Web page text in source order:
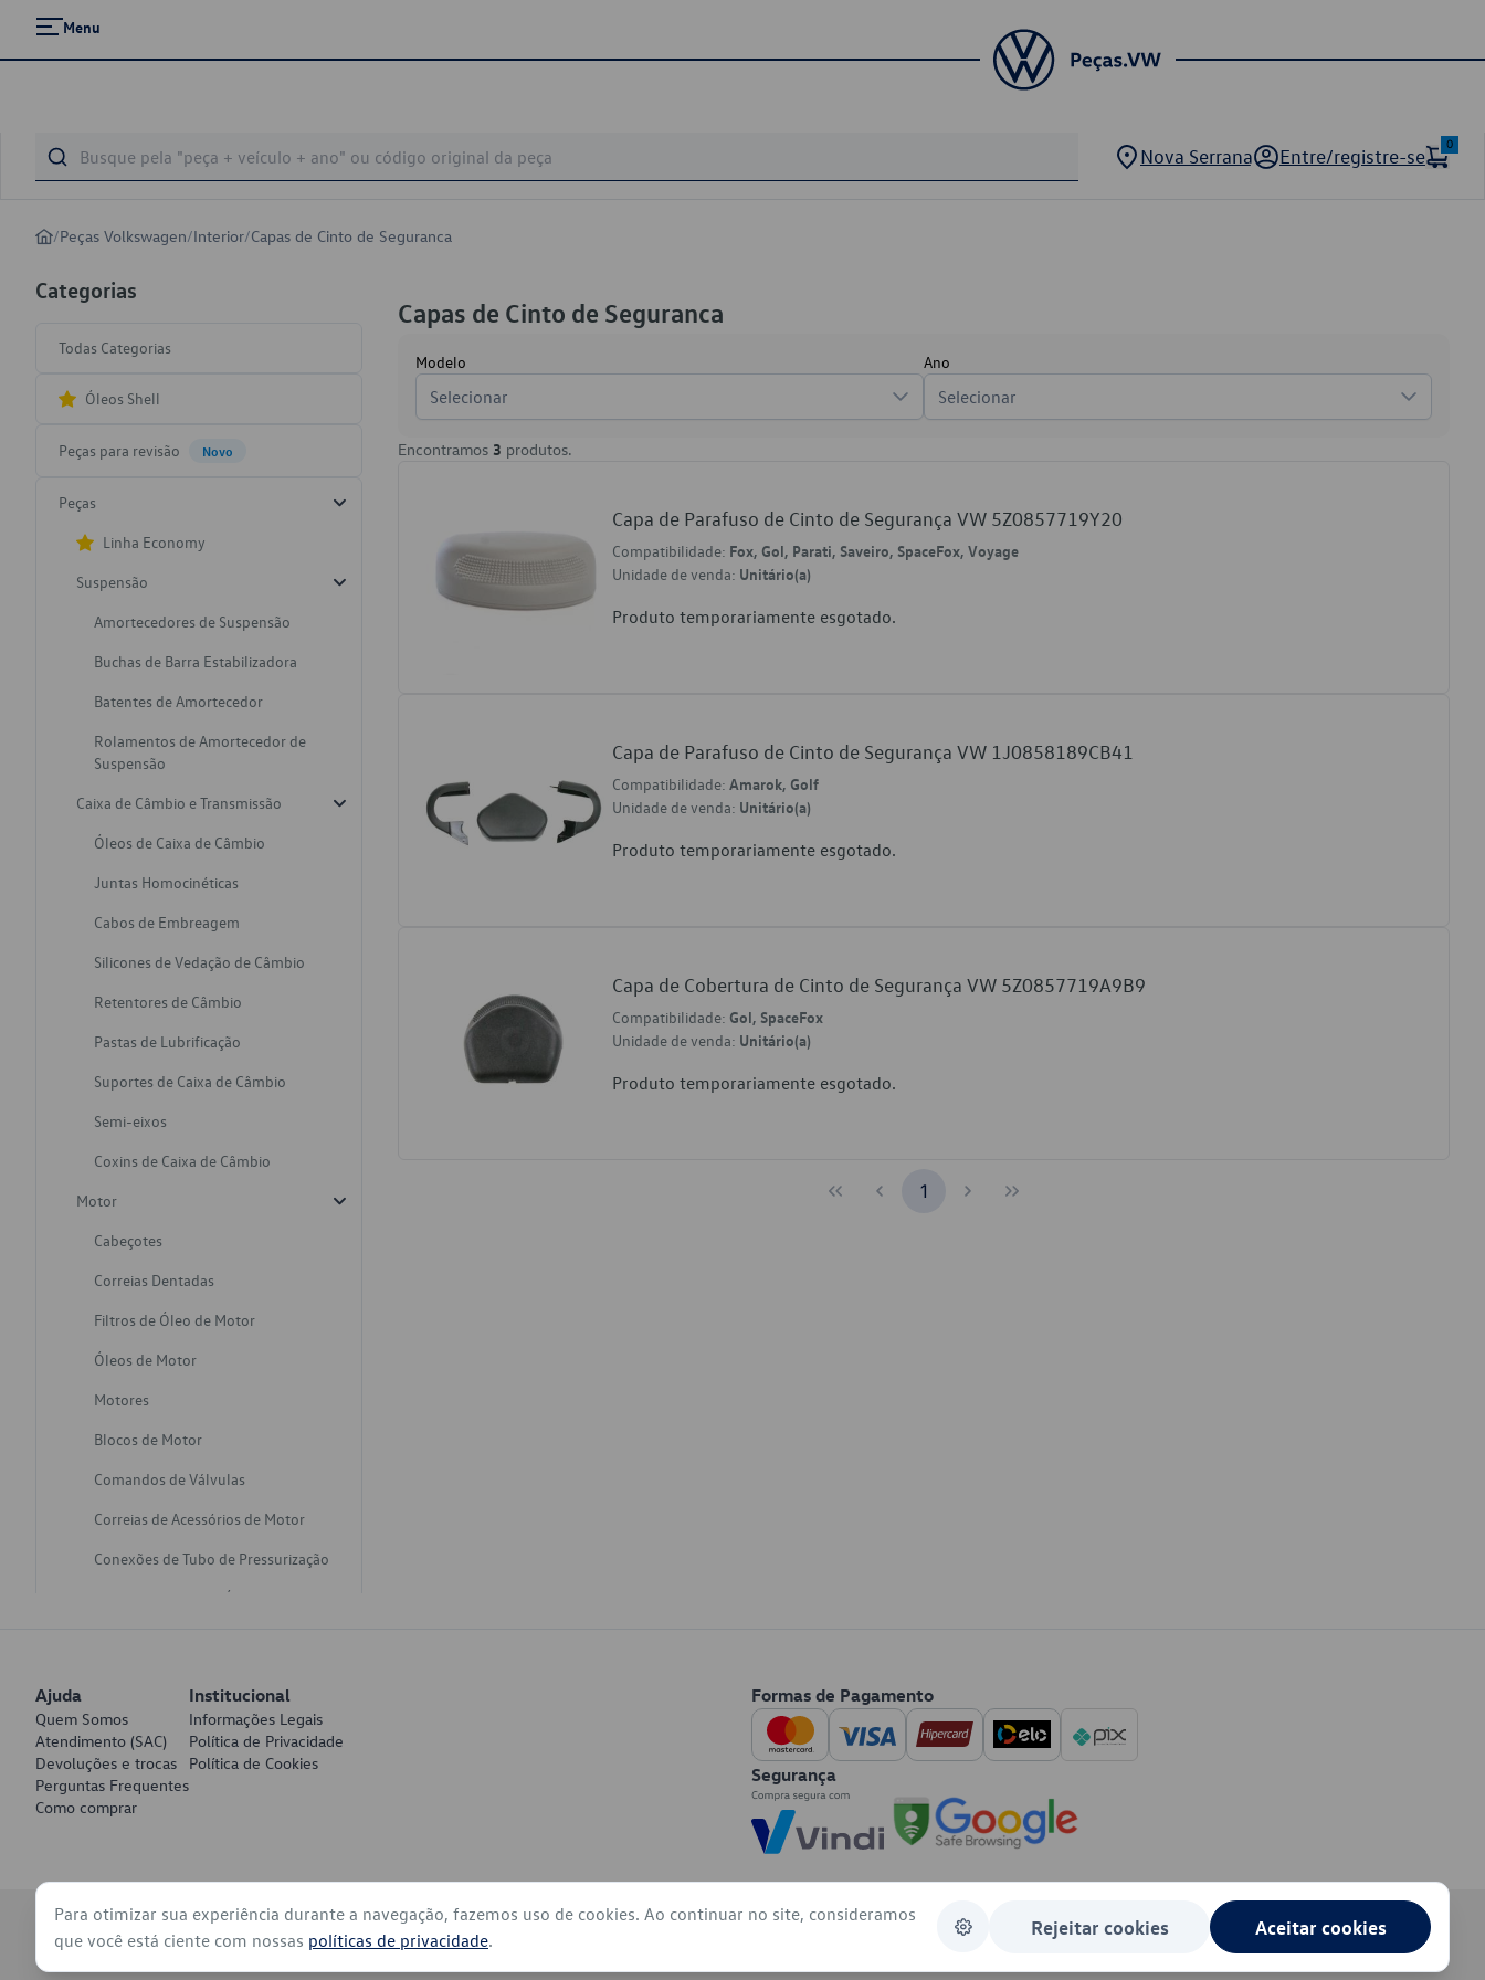
Menu
Nova Serrana Entre/registre-se
0
/Peças Volkswagen/Interior/Capas de Cinto de Seguranca
Categorias
Todas Categorias
Óleos Shell
Peças para revisão Novo
Peças
Linha Economy
Suspensão
Amortecedores de Suspensão
Buchas de Barra Estabilizadora
Batentes de Amortecedor
Rolamentos de Amortecedor de
Suspensão
Caixa de Câmbio e Transmissão
Óleos de Caixa de Câmbio
Juntas Homocinéticas
Cabos de Embreagem
Silicones de Vedação de Câmbio
Retentores de Câmbio
Pastas de Lubrificação
Suportes de Caixa de Câmbio
Semi-eixos
Coxins de Caixa de Câmbio
Motor
Cabeçotes
Correias Dentadas
Filtros de Óleo de Motor
Óleos de Motor
Motores
Blocos de Motor
Comandos de Válvulas
Correias de Acessórios de Motor
Conexões de Tubo de Pressurização
Varetas de Nivel de Óleo
Discos de Freio
Juntas de Bomba de Vácuo
Mangueiras de Vácuo de Servo
Pratos de Disco de Freio
Travas de Pastilha de Freio
Capas de Cinto de Seguranca
Modelo
Selecionar
Ano
Selecionar
Encontramos 3 produtos.
Capa de Parafuso de Cinto de Segurança VW 5Z0857719Y20
Compatibilidade: Fox, Gol, Parati, Saveiro, SpaceFox, Voyage
Unidade de venda: Unitário(a)
Produto temporariamente esgotado.
Capa de Parafuso de Cinto de Segurança VW 1J0858189CB41
Compatibilidade: Amarok, Golf
Unidade de venda: Unitário(a)
Produto temporariamente esgotado.
Capa de Cobertura de Cinto de Segurança VW 5Z0857719A9B9
Compatibilidade: Gol, SpaceFox
Unidade de venda: Unitário(a)
Produto temporariamente esgotado.
1
Ajuda
Quem Somos
Atendimento (SAC)
Devoluções e trocas
Perguntas Frequentes
Como comprar
Institucional
Informações Legais
Política de Privacidade
Política de Cookies
Formas de Pagamento
Segurança
© 2026 - Volkswagen do Brasil - Todos os direitos reservados
Para otimizar sua experiência durante a navegação, fazemos uso de cookies. Ao continuar no site, consideramos
que você está ciente com nossas políticas de privacidade.
Rejeitar cookies Aceitar cookies